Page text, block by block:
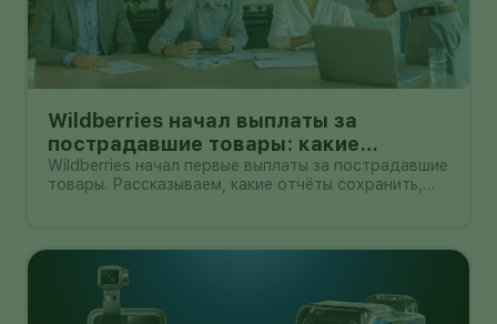
Wildberries начал выплаты за
пострадавшие товары: какие
документы собрать и чем поможет
АПМ
Wildberries начал первые выплаты за пострадавшие
товары. Рассказываем, какие отчёты сохранить,